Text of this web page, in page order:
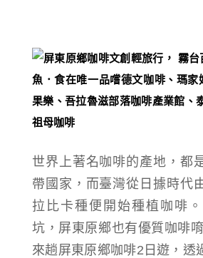
世界上著名咖啡的產地，都
帶國家，而臺灣從日據時代
拉比卡種便開始種植咖啡
坑，屏東原鄉也有優質咖啡唷
來趟屏東原鄉咖啡2日遊，透